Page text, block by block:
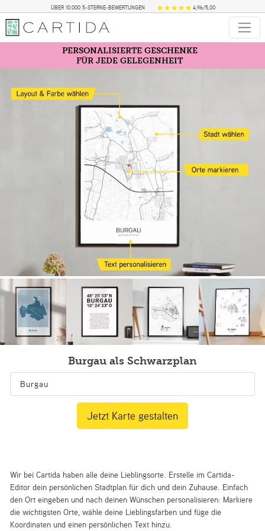
ÜBER 10.000 5-STERNE-BEWERTUNGEN 4,96/5,00
PERSONALISIERTE GESCHENKE
FÜR JEDE GELEGENHEIT
Burgau als Schwarzplan
Wir bei Cartida haben alle deine Lieblingsorte. Erstelle im Cartida-
Editor dein persönlichen Stadtplan für dich und dein Zuhause. Einfach
den Ort eingeben und nach deinen Wünschen personalisieren: Markiere
die wichtigsten Orte, wähle deine Lieblingsfarben und füge die
Koordinaten und einen persönlichen Text hinzu.
Jetzt Karte gestalten